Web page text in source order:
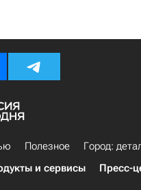
Полезное
Город:
и сервисы Пресс-